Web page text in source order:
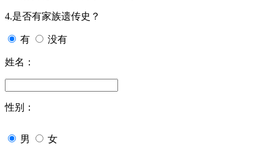
4.是否有家族遗传史？
有 没有
姓名：
性别：
男 女